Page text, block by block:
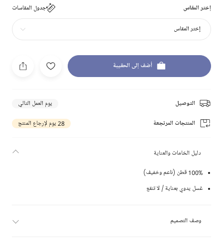
إختر المقاس جدول المقاسات
إختر المقاس
أضف إلى الحقيبة
التوصيل يوم العمل التالي
المنتجات المرتجعة 28 يوم لإرجاع المنتج
دليل الخامات والعناية
100% قطن (ناعم وخفيف)
غسل يدوي بعناية / لا تنقع
وصف التصميم